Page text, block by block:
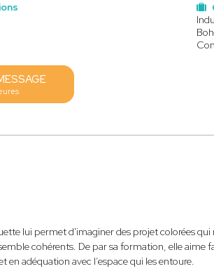
lui permet d'imaginer des projet colorées
cohérents. De par sa formation, elle aime
adéquation avec l’espace qui les entoure.